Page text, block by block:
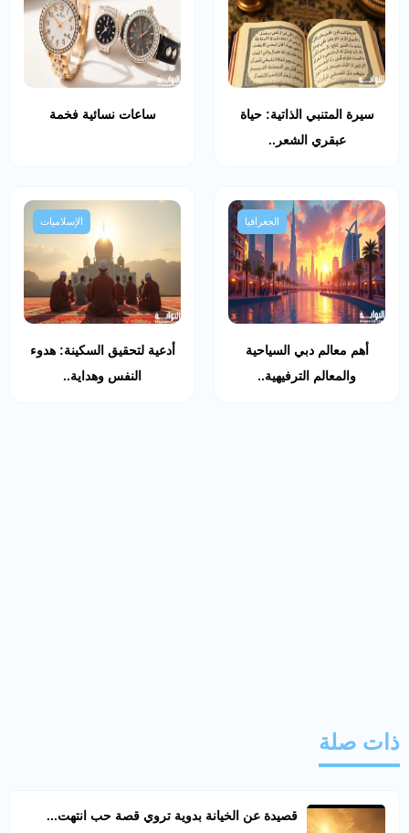
سيرة المتنبي الذاتية: حياة
عبقري الشعر..
ساعات نسائية فخمة
الجغرافيا
أهم معالم دبي السياحية
والمعالم الترفيهية..
الإسلاميات
أدعية لتحقيق السكينة: هدوء
النفس وهداية..
ذات صلة
قصيدة عن الخيانة بدوية تروي قصة حب انتهت...